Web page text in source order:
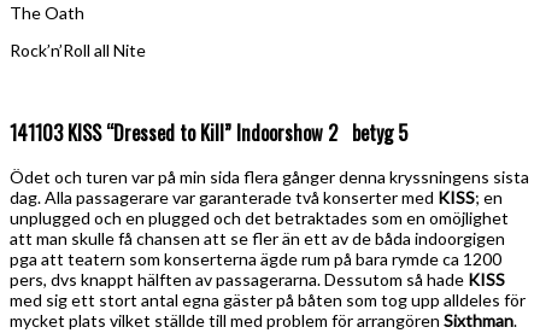
The Oath
Rock’n’Roll all Nite
141103 KISS “Dressed to Kill” Indoorshow 2 betyg 5
Ödet och turen var på min sida flera gånger denna kryssningens sista
dag. Alla passagerare var garanterade två konserter med KISS; en
unplugged och en plugged och det betraktades som en omöjlighet
att man skulle få chansen att se fler än ett av de båda indoorgigen
pga att teatern som konserterna ägde rum på bara rymde ca 1200
pers, dvs knappt hälften av passagerarna. Dessutom så hade KISS
med sig ett stort antal egna gäster på båten som tog upp alldeles för
mycket plats vilket ställde till med problem för arrangören Sixthman.